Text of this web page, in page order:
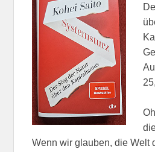
Wenn wir glauben, die Welt